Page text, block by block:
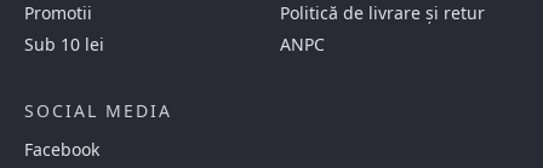
Promotii
Sub 10 lei
Politică de livrare și retur
ANPC
SOCIAL MEDIA
Facebook